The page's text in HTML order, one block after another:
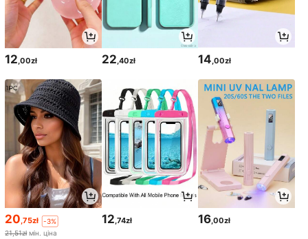
12,00zł 22,40zł 14,00zł
20,75zł
-3%
21,51zł мін. ціна
12,74zł 16,00zł